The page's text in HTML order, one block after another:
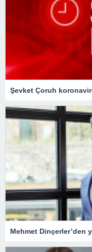
Şevket Çoruh